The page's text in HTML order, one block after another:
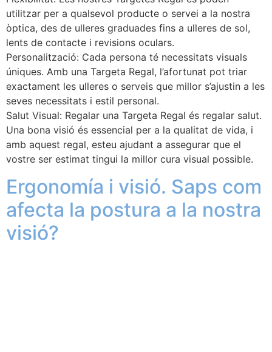
utilitzar per a qualsevol producte o servei a la nostra
òptica, des de ulleres graduades fins a ulleres de sol,
lents de contacte i revisions oculars.
Personalització: Cada persona té necessitats visuals
úniques. Amb una Targeta Regal, l’afortunat pot triar
exactament les ulleres o serveis que millor s’ajustin a les
seves necessitats i estil personal.
Salut Visual: Regalar una Targeta Regal és regalar salut.
Una bona visió és essencial per a la qualitat de vida, i
amb aquest regal, esteu ajudant a assegurar que el
vostre ser estimat tingui la millor cura visual possible.
Ergonomía i visió. Saps com
afecta la postura a la nostra
visió?